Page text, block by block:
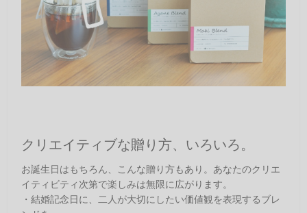
クリエイティブな贈り方、いろいろ。
お誕生日はもちろん、こんな贈り方もあり。あなたのクリエ
イティビティ次第で楽しみは無限に広がります。
・結婚記念日に、二人が大切にしたい価値観を表現するブレ